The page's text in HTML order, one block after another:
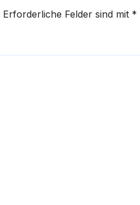
Erforderliche Felder sind mit *